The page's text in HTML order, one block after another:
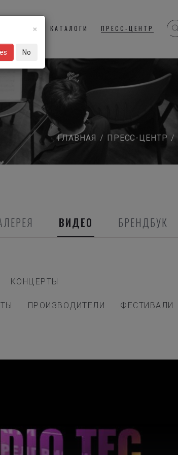
КАТАЛОГИ ПРЕСС-ЦЕНТР
ГЛАВНАЯ / ПРЕСС-ЦЕНТР /
ВИДЕО БРЕНДБУК
КОНЦЕРТЫ
ПРОИЗВОДИТЕЛИ ФЕСТИВАЛИ
×
No